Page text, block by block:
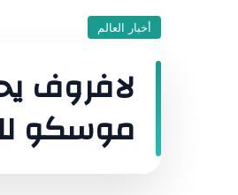
أخبار العالم
لافروف
موسكو